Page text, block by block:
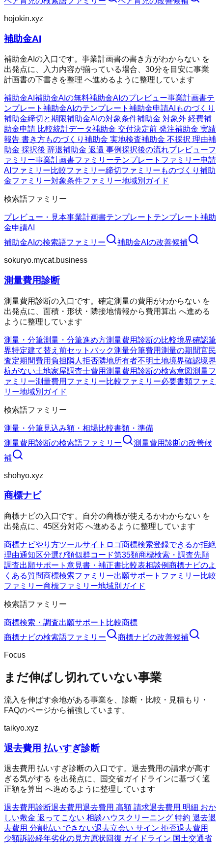
hojokin.xyz
補助金AI
補助金AIの入口です。事業計画書の書き方がわからない を
出発点に、入力内容が揃っている場合、30分を目安に事業
計画書の下書きを整理 へ進めるように整理しています
補助金AI 補助金AIの無料補助金AIのプレビュー事業計画書テ
ンプレート 補助金AIのテンプレート 補助金申請AI ものづくり
補助金締切と期限補助金AIの対象条件補助金 対象外 経費補
助金申請 比較統計データ補助金 交付決定前 発注補助金 実績
報告 書き方ものづくり補助金 実地検査補助金 不採択 理由補
助金 採択後 辞退補助金 返還 事例採択後の流れプレビューフ
ァミリー事業計画書ファミリーテンプレートファミリー申請
AIファミリー比較ファミリー締切ファミリー ものづくり補助
金ファミリー対象条件ファミリー地域別ガイド
検索語ファミリー
プレビュー・見本事業計画書テンプレート テンプレート 補助
金申請AI
補助金AI の検索語ファミリー 補助金AI の改善候補
sokuryo.mycat.business
測量費用診断
測量費用診断の入口です。確定測量の費用がわからない を
出発点に、面積・形状・隣接地情報から費用算出 へ進める
ように整理しています
測量・分筆測量・分筆進め方測量費用診断の比較境界確認筆
界特定建て替え前セットバック測量分筆費用測量の期間官民
査定期間費用負担 隣人拒否隣地所有者不明土地境界確認境界
杭がない土地家屋調査士費用測量費用診断の検索意図測量フ
ァミリー測量費用ファミリー比較ファミリー必要書類ファミ
リー地域別ガイド
検索語ファミリー
測量・分筆見込み額・相場比較書類・準備
測量費用診断の検索語ファミリー 測量費用診断の改善候
補
shohyo.xyz
商標ナビ
商標ナビの入口です。自分の商標が使えるかわからない を
出発点に、45区分対応 へ進めるように整理しています
商標ナビやり方ツールサイト ロゴ商標検索登録できるか拒絶
理由通知区分選び類似群コード第35類商標検索・調査先願
調査出願サポート 意見書・補正書比較表相談例商標ナビのよ
くある質問商標検索ファミリー出願サポートファミリー比較
ファミリー商標ファミリー地域別ガイド
検索語ファミリー
商標検索・調査出願サポート 比較商標
商標ナビの検索語ファミリー 商標ナビの改善候補
Focus
まだ伸ばし切れていない事業
流入を伸ばす余地がある事業を、診断・比較・見積もり・
FAQのページから補強しています。
taikyo.xyz
退去費用 払いすぎ診断
退去費用 払いすぎ診断の入口です。退去費用の請求が高す
ぎる気がする を出発点に、国交省ガイドラインに基づく適
正額を算出 へ進めるように整理しています
退去費用診断退去費用退去費用 高額 請求退去費用 明細 おか
しい敷金 返ってこない 相談ハウスクリーニング 特約 退去退
去費用 分割払い できない退去立会い サイン 拒否退去費用
少額訴訟経年劣化の見方原状回復 ガイドライン 国土交通省